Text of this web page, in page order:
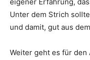
Unter dem Strich
und damit, gut aus
Weiter geht es für den